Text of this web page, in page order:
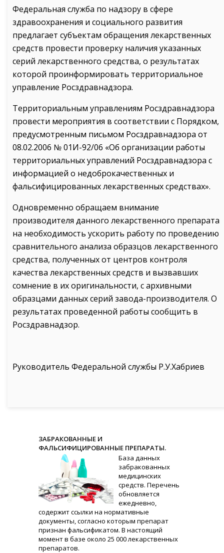
Федеральная служба по надзору в сфере
здравоохранения и социального развития
предлагает субъектам обращения лекарственных
средств провести проверку наличия указанных
серий лекарственного средства, о результатах
которой проинформировать территориальное
управление Росздравнадзора.
Территориальным управлениям Росздравнадзора
провести мероприятия в соответствии с Порядком,
предусмотренным письмом Росздравнадзора от
08.02.2006 № 01И-92/06 «Об организации работы
территориальных управлений Росздравнадзора с
информацией о недоброкачественных и
фальсифицированных лекарственных средствах».
Одновременно обращаем внимание
производителя данного лекарственного препарата
на необходимость ускорить работу по проведению
сравнительного анализа образцов лекарственного
средства, полученных от центров контроля
качества лекарственных средств и вызвавших
сомнение в их оригинальности, с архивными
образцами данных серий завода-производителя. О
результатах проведенной работы сообщить в
Росздравнадзор.
Руководитель Федеральной службы Р.У.Хабриев
ЗАБРАКОВАННЫЕ И
ФАЛЬСИФИЦИРОВАННЫЕ ПРЕПАРАТЫ.
База данных
забракованных
медицинских
средств. Перечень
обновляется
ежедневно,
содержит ссылки на нормативные
документы, согласно которым препарат
признан фальсификатом. В настоящий
момент в базе около 25 000 лекарственных
препаратов.